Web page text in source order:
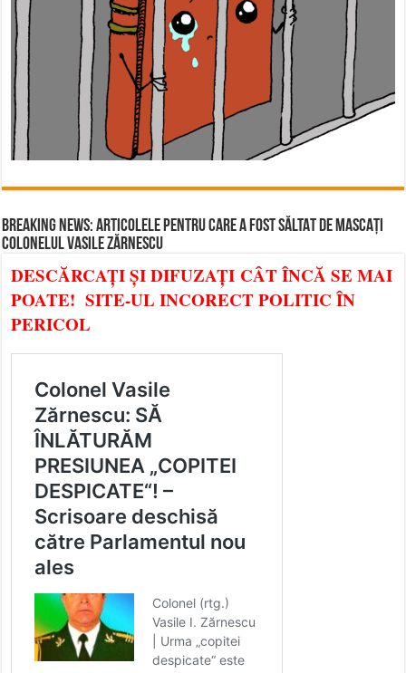
BREAKING NEWS: ARTICOLELE PENTRU CARE A FOST SĂLTAT DE MASCAȚI
COLONELUL VASILE ZĂRNESCU
DESCĂRCAȚI ȘI DIFUZAȚI CÂT ÎNCĂ SE MAI
POATE! SITE-UL INCORECT POLITIC ÎN
PERICOL